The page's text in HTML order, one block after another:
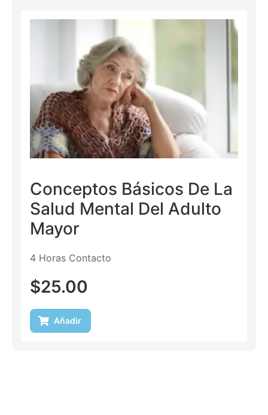
Conceptos Básicos De La
Salud Mental Del Adulto
Mayor
4 Horas Contacto
$25.00
Añadir